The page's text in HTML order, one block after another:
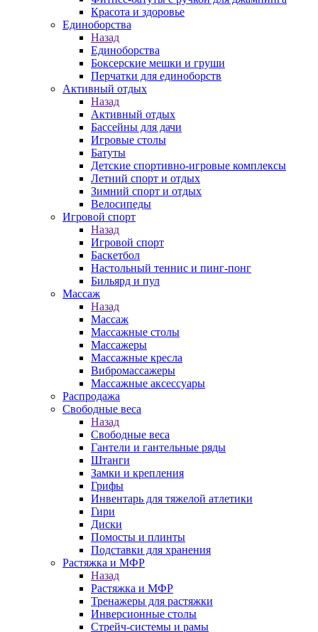
Красота и здоровье
Единоборства
Назад
Единоборства
Боксерские мешки и груши
Перчатки для единоборств
Активный отдых
Назад
Активный отдых
Бассейны для дачи
Игровые столы
Батуты
Детские спортивно-игровые комплексы
Летний спорт и отдых
Зимний спорт и отдых
Велосипеды
Игровой спорт
Назад
Игровой спорт
Баскетбол
Настольный теннис и пинг-понг
Бильярд и пул
Массаж
Назад
Массаж
Массажные столы
Массажеры
Массажные кресла
Вибромассажеры
Массажные аксессуары
Распродажа
Свободные веса
Назад
Свободные веса
Гантели и гантельные ряды
Штанги
Замки и крепления
Грифы
Инвентарь для тяжелой атлетики
Гири
Диски
Помосты и плинты
Подставки для хранения
Растяжка и МФР
Назад
Растяжка и МФР
Тренажеры для растяжки
Инверсионные столы
Стрейч-системы и рамы